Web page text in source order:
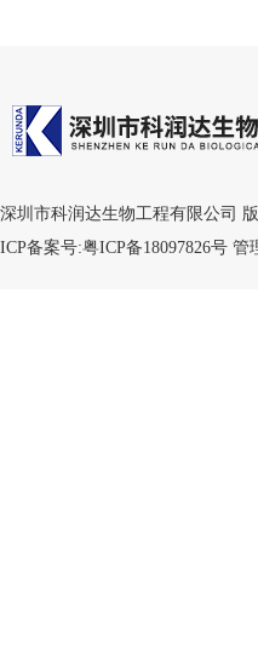
深圳市科润达生物工程有限公司
ICP备案号:粤ICP备18097826号 管